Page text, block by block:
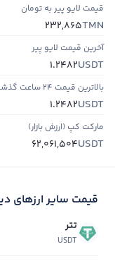
قیمت لایو پیر به تومان
TMN
232,865
آخرین قیمت لایو پیر
USDT
1.2482
بالاترین قیمت ۲۴ ساعت گذشته
USDT
1.2482
مارکت کپ (ارزش بازار)
USDT
62,061,504
قیمت سایر ارزهای
تتر
USDT